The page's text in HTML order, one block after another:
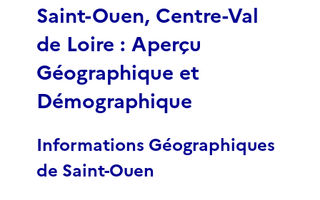
Saint-Ouen, Centre-Val
de Loire : Aperçu
Géographique et
Démographique
Informations Géographiques
de Saint-Ouen